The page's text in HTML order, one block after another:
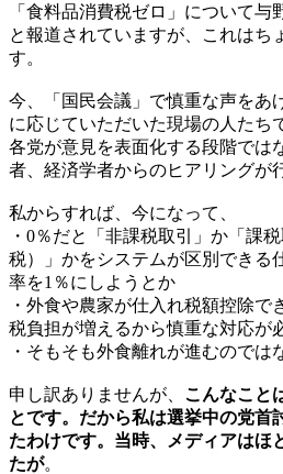
「食料品消費税ゼロ」について与
と報道されていますが、これはち
す。
今、「国民会議」で慎重な声をあ
に応じていただいた現場の人たち
各党が意見を表面化する段階では
者、経済学者からのヒアリングが
私からすれば、今になって、
・0％だと「非課税取引」か「課
税）」かをシステムが区別できる
率を1％にしようとか
・外食や農家が仕入れ税額控除
税負担が増えるから慎重な対応が
・そもそも外食離れが進むのでは
申し訳ありませんが、 こんなこと
とです。だから私は選挙中の党首
たわけです。当時、メディアはほ
たが。